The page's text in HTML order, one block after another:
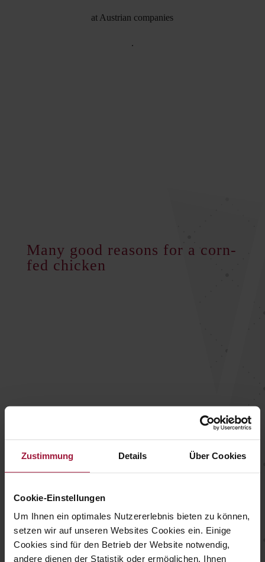
Zustimmung Details Über Cookies
Cookie-Einstellungen
Um Ihnen ein optimales Nutzererlebnis bieten zu können,
setzen wir auf unseren Websites Cookies ein. Einige
Cookies sind für den Betrieb der Website notwendig,
andere dienen der Statistik oder ermöglichen, Ihnen
at Austrian companies
.
Many good reasons for a corn-
fed chicken
Movable material (straw bales,
picking stones)